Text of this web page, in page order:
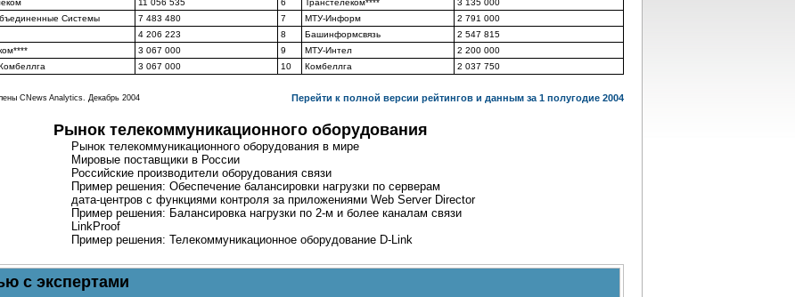
11 056 535 6 Транстелеком****
3 135 000
Системы 7 483 480 7 МТУ-Информ
2 791 000
4 206 223 8 Башинформсвязь
2 547 815
3 067 000 9 МТУ-Интел
2 200 000
3 067 000 10 Комбеллга 2 037 750
CNews Analytics. Декабрь 2004 Перейти к полной версии рейтингов и данным за 1 полугодие 2004
Рынок телекоммуникационного оборудования
Рынок телекоммуникационного оборудования в мире
Мировые поставщики в России
Российские производители оборудования связи
Пример решения: Обеспечение балансировки нагрузки по серверам
дата-центров с функциями контроля за приложениями Web Server Director
Пример решения: Балансировка нагрузки по 2-м и более каналам связи
LinkProof
Пример решения: Телекоммуникационное оборудование D-Link
с экспертами